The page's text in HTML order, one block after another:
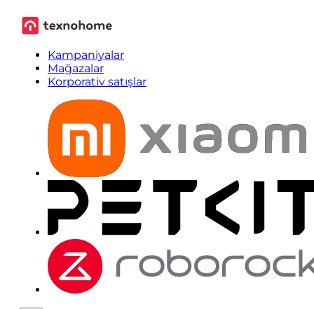
Kampaniyalar
Mağazalar
Korporativ satışlar